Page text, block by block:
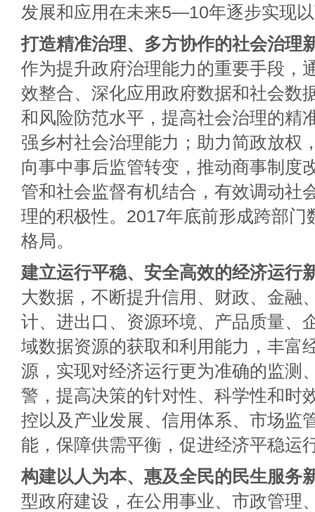
发展和应用在未来5—10年逐步实现
打造精准治理、多方协作的社会治理
作为提升政府治理能力的重要手段，
效整合、深化应用政府数据和社会数
和风险防范水平，提高社会治理的精
强乡村社会治理能力；助力简政放权
向事中事后监管转变，推动商事制度
管和社会监督有机结合，有效调动社
理的积极性。2017年底前形成跨部门
格局。
建立运行平稳、安全高效的经济运行
大数据，不断提升信用、财政、金融
计、进出口、资源环境、产品质量、
域数据资源的获取和利用能力，丰富
源，实现对经济运行更为准确的监测
警，提高决策的针对性、科学性和时
控以及产业发展、信用体系、市场监
能，保障供需平衡，促进经济平稳运
构建以人为本、惠及全民的民生服务
型政府建设，在公用事业、市政管理